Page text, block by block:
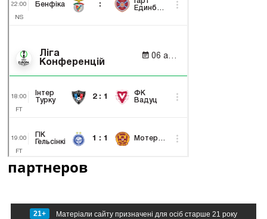
партнеров
21+ Матеріали сайту призначені для осіб старше 21 року